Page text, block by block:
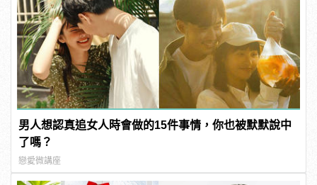
男人想認真追女人時會做的15件事情，你也被默默說中
了嗎？
戀愛微講座